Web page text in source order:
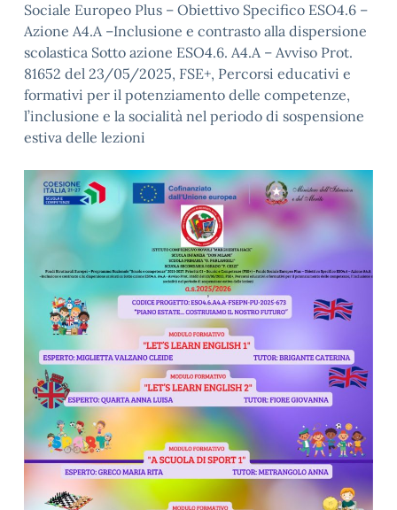
Sociale Europeo Plus – Obiettivo Specifico ESO4.6 –
Azione A4.A –Inclusione e contrasto alla dispersione
scolastica Sotto azione ESO4.6. A4.A – Avviso Prot.
81652 del 23/05/2025, FSE+, Percorsi educativi e
formativi per il potenziamento delle competenze,
l’inclusione e la socialità nel periodo di sospensione
estiva delle lezioni